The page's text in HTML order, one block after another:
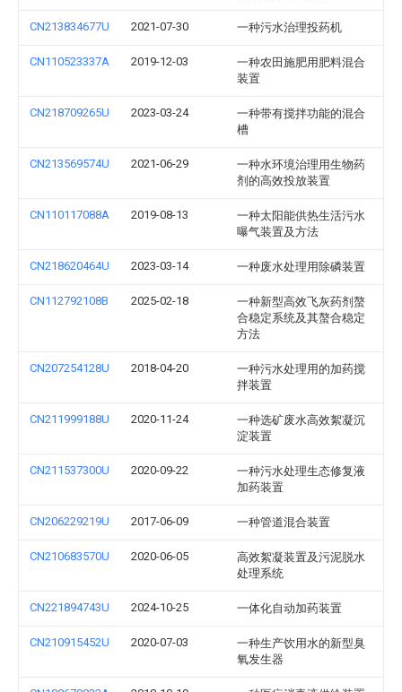
CN213834677U 2021-07-30 一种污水治理投药机
CN110523337A 2019-12-03
一种农田施肥用肥料混合
装置
CN218709265U 2023-03-24
一种带有搅拌功能的混合
槽
CN213569574U 2021-06-29
一种水环境治理用生物药
剂的高效投放装置
CN110117088A 2019-08-13
一种太阳能供热生活污水
曝气装置及方法
CN218620464U 2023-03-14 一种废水处理用除磷装置
CN112792108B 2025-02-18
一种新型高效飞灰药剂螯
合稳定系统及其螯合稳定
方法
CN207254128U 2018-04-20
一种污水处理用的加药搅
拌装置
CN211999188U 2020-11-24
一种选矿废水高效絮凝沉
淀装置
CN211537300U 2020-09-22
一种污水处理生态修复液
加药装置
CN206229219U 2017-06-09 一种管道混合装置
CN210683570U 2020-06-05
高效絮凝装置及污泥脱水
处理系统
CN221894743U 2024-10-25 一体化自动加药装置
CN210915452U 2020-07-03
一种生产饮用水的新型臭
氧发生器